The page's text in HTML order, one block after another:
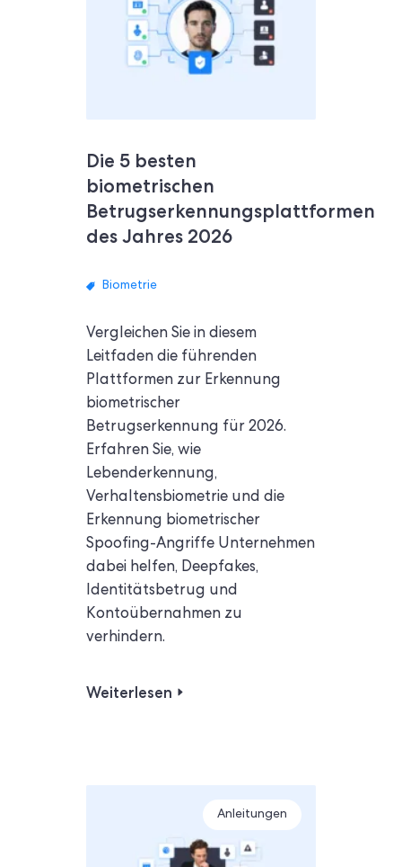
Die 5 besten
biometrischen
Betrugserkennungsplattformen
des Jahres 2026
Biometrie
Vergleichen Sie in diesem
Leitfaden die führenden
Plattformen zur Erkennung
biometrischer
Betrugserkennung für 2026.
Erfahren Sie, wie
Lebenderkennung,
Verhaltensbiometrie und die
Erkennung biometrischer
Spoofing-Angriffe Unternehmen
dabei helfen, Deepfakes,
Identitätsbetrug und
Kontoübernahmen zu
verhindern.
Weiterlesen
Anleitungen